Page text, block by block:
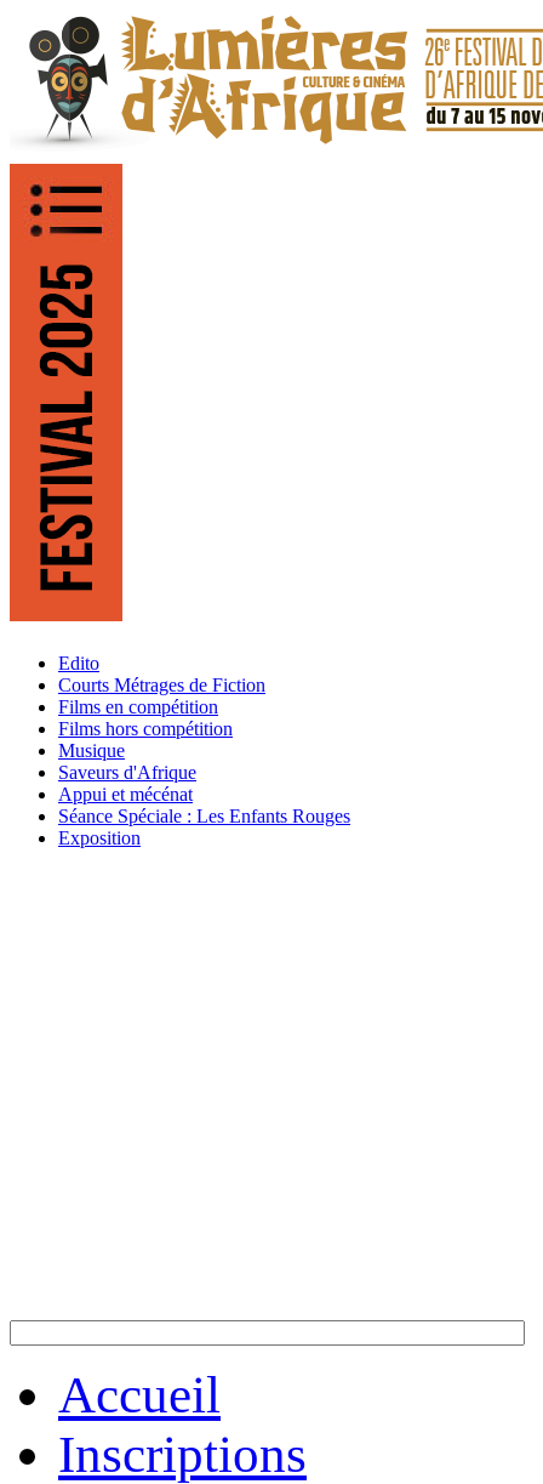
Edito
Courts Métrages de Fiction
Films en compétition
Films hors compétition
Musique
Saveurs d'Afrique
Appui et mécénat
Séance Spéciale : Les Enfants Rouges
Exposition
Accueil
Inscriptions